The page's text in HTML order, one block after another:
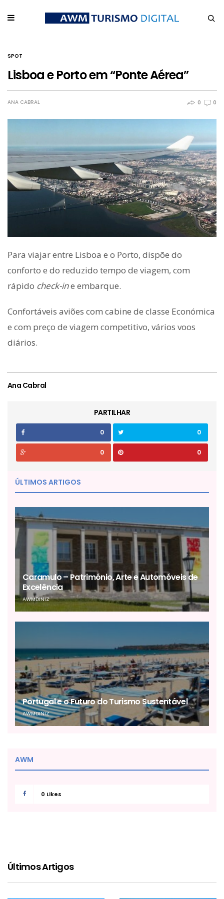
SPOT
Lisboa e Porto em “Ponte Aérea”
ANA CABRAL 0 0
Para viajar entre Lisboa e o Porto, dispõe do
conforto e do reduzido tempo de viagem, com
rápido check-ine embarque.
Confortáveis aviões com cabine de classe Económica
e com preço de viagem competitivo, vários voos
diários.
Ana Cabral
PARTILHAR
0 0
0 0
ÚLTIMOS ARTIGOS
Caramulo – Património, Arte e Automóveis de
Excelência
AWMDINIZ
Portugal e o Futuro do Turismo Sustentável
AWMDINIZ
AWM
0 Likes
Últimos Artigos